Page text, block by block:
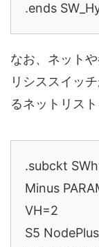
.ends
なお、ネット
リシススイッ
るネットリス
.subckt
Minus
VH=2
S5